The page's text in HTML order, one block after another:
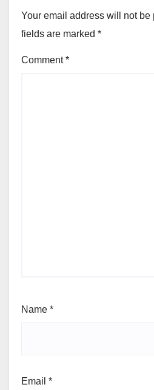
Your email address will not be
fields are marked *
Comment*
Name *
Email *